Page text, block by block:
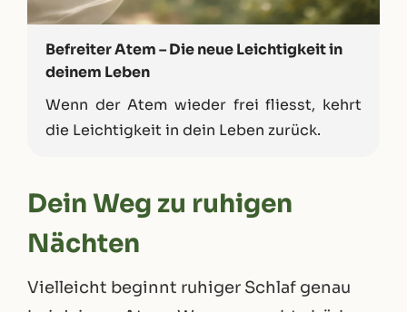
Befreiter Atem – Die neue Leichtigkeit in
deinem Leben
Wenn der Atem wieder frei fliesst, kehrt
die Leichtigkeit in dein Leben zurück.
Dein Weg zu ruhigen
Nächten
Vielleicht beginnt ruhiger Schlaf genau